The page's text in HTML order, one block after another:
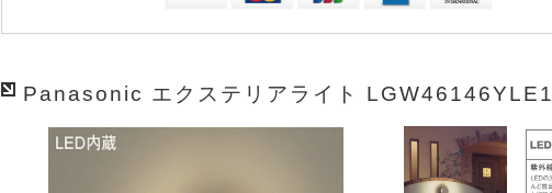
Panasonic エクステリアライト LGW46146YLE1